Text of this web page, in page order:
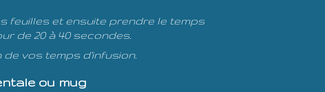
feuilles et ensuite prendre le temps
de 20 à 40 secondes.
de vos temps d'infusion.
ou mug